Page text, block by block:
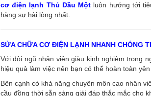
cơ điện lạnh Thủ Dầu Một luôn hướng tới
hàng sự hài lòng nhất.
SỬA CHỮA CƠ ĐIỆN LẠNH NHANH CHÓNG
Với đội ngũ nhân viên giàu kinh nghiệm trong
hiệu quả làm việc nên bạn có thể hoàn toàn
Bên cạnh có khả năng chuyên môn cao nhân
cầu đồng thời sẵn sàng giải đáp thắc mắc cho